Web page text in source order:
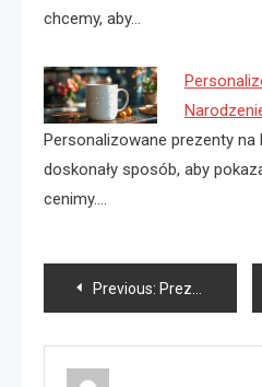
chcemy, aby…
Personalizowane prezenty na
doskonały sposób, aby
cenimy.…
Nawigacja
wpisu
Previous: Prezenty personalizowane firmowe